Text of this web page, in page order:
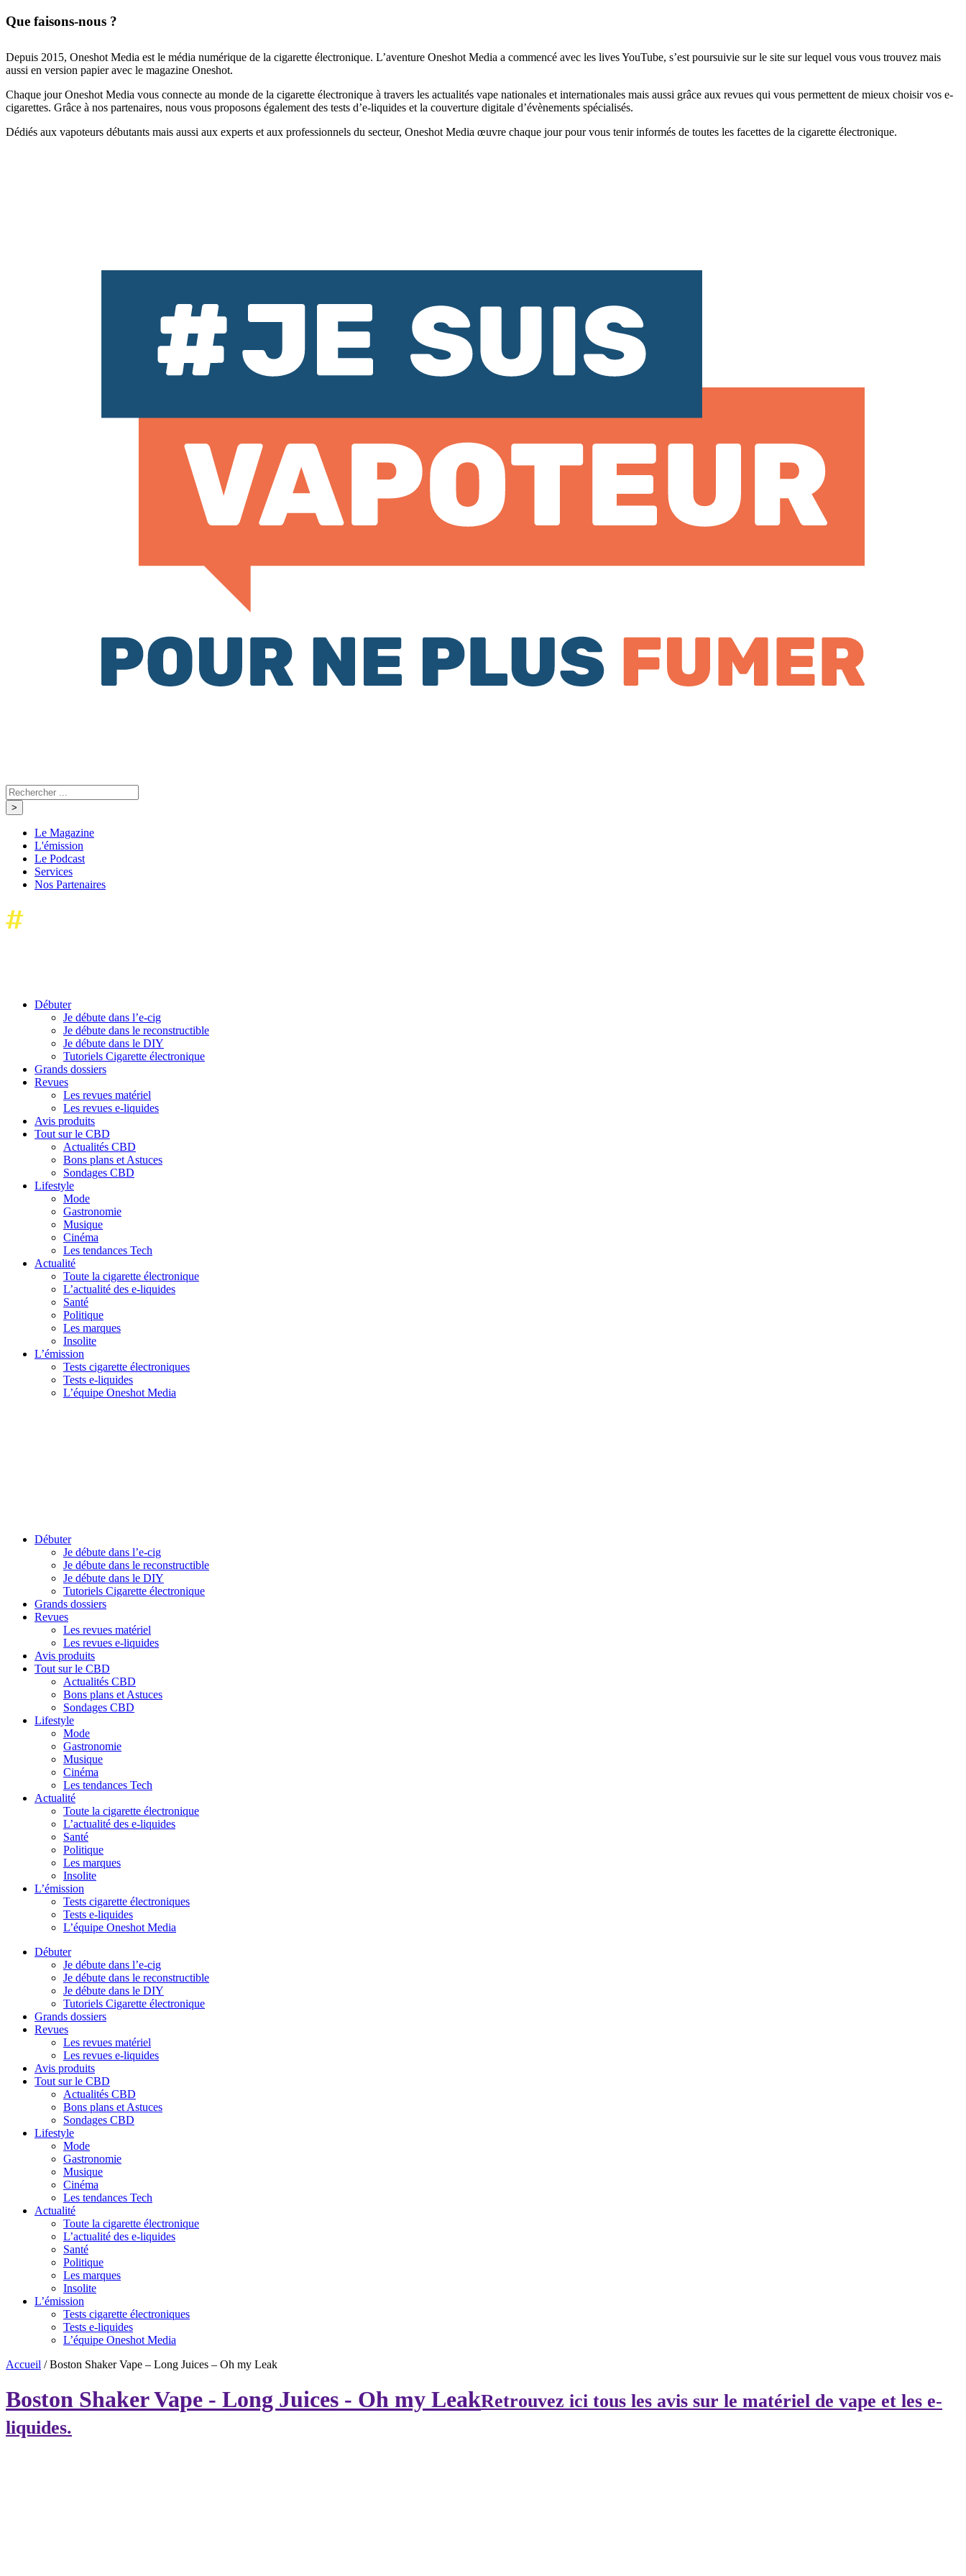
Que faisons-nous ?
Depuis 2015, Oneshot Media est le média numérique de la cigarette électronique. L’aventure Oneshot Media a commencé avec les lives YouTube, s’est poursuivie sur le site sur lequel vous vous trouvez mais
aussi en version papier avec le magazine Oneshot.
Chaque jour Oneshot Media vous connecte au monde de la cigarette électronique à travers les actualités vape nationales et internationales mais aussi grâce aux revues qui vous permettent de mieux choisir vos e-
cigarettes. Grâce à nos partenaires, nous vous proposons également des tests d’e-liquides et la couverture digitale d’évènements spécialisés.
Dédiés aux vapoteurs débutants mais aussi aux experts et aux professionnels du secteur, Oneshot Media œuvre chaque jour pour vous tenir informés de toutes les facettes de la cigarette électronique.
Le Magazine
L'émission
Le Podcast
Services
Nos Partenaires
Débuter
Je débute dans l’e-cig
Je débute dans le reconstructible
Je débute dans le DIY
Tutoriels Cigarette électronique
Grands dossiers
Revues
Les revues matériel
Les revues e-liquides
Avis produits
Tout sur le CBD
Actualités CBD
Bons plans et Astuces
Sondages CBD
Lifestyle
Mode
Gastronomie
Musique
Cinéma
Les tendances Tech
Actualité
Toute la cigarette électronique
L’actualité des e-liquides
Santé
Politique
Les marques
Insolite
L’émission
Tests cigarette électroniques
Tests e-liquides
L’équipe Oneshot Media
Débuter
Je débute dans l’e-cig
Je débute dans le reconstructible
Je débute dans le DIY
Tutoriels Cigarette électronique
Grands dossiers
Revues
Les revues matériel
Les revues e-liquides
Avis produits
Tout sur le CBD
Actualités CBD
Bons plans et Astuces
Sondages CBD
Lifestyle
Mode
Gastronomie
Musique
Cinéma
Les tendances Tech
Actualité
Toute la cigarette électronique
L’actualité des e-liquides
Santé
Politique
Les marques
Insolite
L’émission
Tests cigarette électroniques
Tests e-liquides
L’équipe Oneshot Media
Débuter
Je débute dans l’e-cig
Je débute dans le reconstructible
Je débute dans le DIY
Tutoriels Cigarette électronique
Grands dossiers
Revues
Les revues matériel
Les revues e-liquides
Avis produits
Tout sur le CBD
Actualités CBD
Bons plans et Astuces
Sondages CBD
Lifestyle
Mode
Gastronomie
Musique
Cinéma
Les tendances Tech
Actualité
Toute la cigarette électronique
L’actualité des e-liquides
Santé
Politique
Les marques
Insolite
L’émission
Tests cigarette électroniques
Tests e-liquides
L’équipe Oneshot Media
Accueil /Boston Shaker Vape – Long Juices – Oh my Leak
Boston Shaker Vape - Long Juices - Oh my LeakRetrouvez ici tous les avis sur le matériel de vape et les e-
liquides.